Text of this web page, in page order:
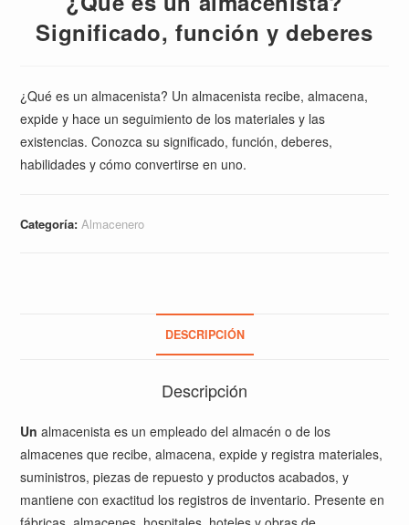
Significado, función y deberes
¿Qué es un almacenista? Un almacenista recibe, almacena,
expide y hace un seguimiento de los materiales y las
existencias. Conozca su significado, función, deberes,
habilidades y cómo convertirse en uno.
Categoría:Almacenero
DESCRIPCIÓN
Descripción
Un almacenista es un empleado del almacén o de los
almacenes que recibe, almacena, expide y registra materiales,
suministros, piezas de repuesto y productos acabados, y
mantiene con exactitud los registros de inventario. Presente en